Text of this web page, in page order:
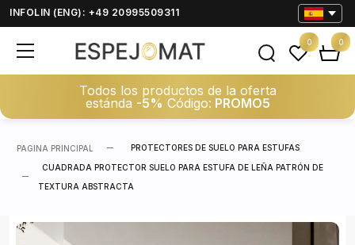
INFOLIN (ENG): +49 20995509311
Todos los productos de la oferta
estánda -5% Código: PROMO5
0 0
PAGINA PRINCIPAL PROTECTORES DE SUELO PARA ESTUFAS
CUADRADA PROTECTOR SUELO PARA ESTUFA DE LEÑA PATRÓN DE
TEXTURA ABSTRACTA